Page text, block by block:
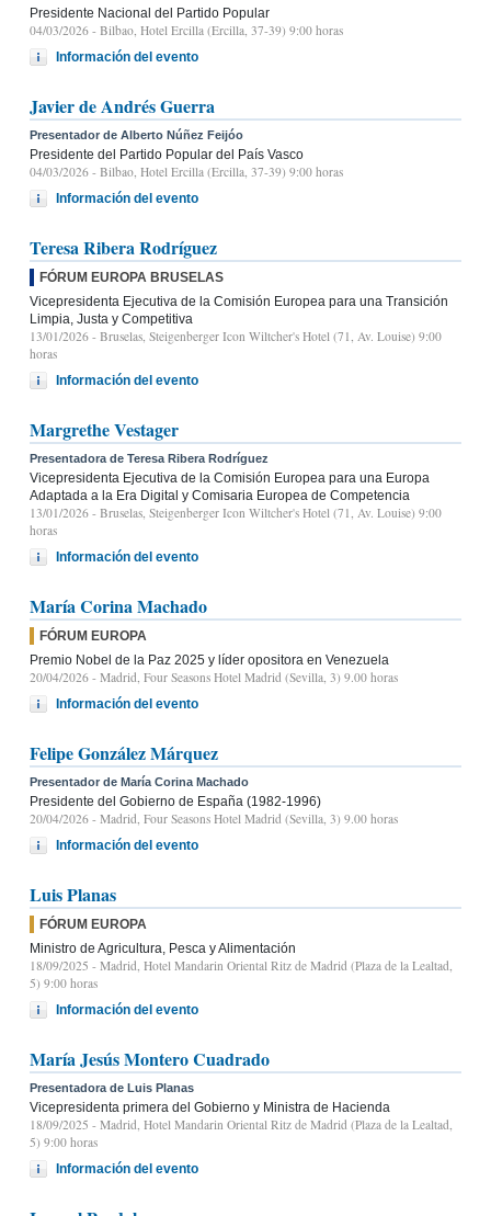
Presidente Nacional del Partido Popular
04/03/2026 - Bilbao, Hotel Ercilla (Ercilla, 37-39) 9:00 horas
Información del evento
Javier de Andrés Guerra
Presentador de Alberto Núñez Feijóo
Presidente del Partido Popular del País Vasco
04/03/2026 - Bilbao, Hotel Ercilla (Ercilla, 37-39) 9:00 horas
Información del evento
Teresa Ribera Rodríguez
FÓRUM EUROPA BRUSELAS
Vicepresidenta Ejecutiva de la Comisión Europea para una Transición
Limpia, Justa y Competitiva
13/01/2026 - Bruselas, Steigenberger Icon Wiltcher's Hotel (71, Av. Louise) 9:00
horas
Información del evento
Margrethe Vestager
Presentadora de Teresa Ribera Rodríguez
Vicepresidenta Ejecutiva de la Comisión Europea para una Europa
Adaptada a la Era Digital y Comisaria Europea de Competencia
13/01/2026 - Bruselas, Steigenberger Icon Wiltcher's Hotel (71, Av. Louise) 9:00
horas
Información del evento
María Corina Machado
FÓRUM EUROPA
Premio Nobel de la Paz 2025 y líder opositora en Venezuela
20/04/2026 - Madrid, Four Seasons Hotel Madrid (Sevilla, 3) 9.00 horas
Información del evento
Felipe González Márquez
Presentador de María Corina Machado
Presidente del Gobierno de España (1982-1996)
20/04/2026 - Madrid, Four Seasons Hotel Madrid (Sevilla, 3) 9.00 horas
Información del evento
Luis Planas
FÓRUM EUROPA
Ministro de Agricultura, Pesca y Alimentación
18/09/2025 - Madrid, Hotel Mandarin Oriental Ritz de Madrid (Plaza de la Lealtad,
5) 9:00 horas
Información del evento
María Jesús Montero Cuadrado
Presentadora de Luis Planas
Vicepresidenta primera del Gobierno y Ministra de Hacienda
18/09/2025 - Madrid, Hotel Mandarin Oriental Ritz de Madrid (Plaza de la Lealtad,
5) 9:00 horas
Información del evento